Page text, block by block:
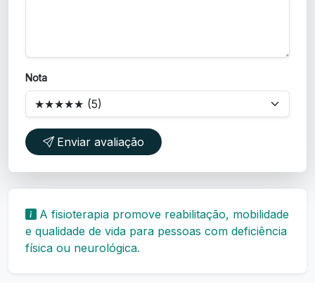
Nota
Enviar avaliação
A fisioterapia promove reabilitação, mobilidade
e qualidade de vida para pessoas com deficiência
física ou neurológica.